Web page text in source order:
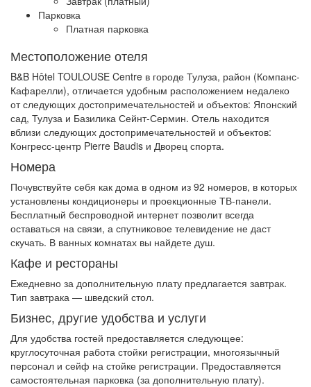
Парковка
Платная парковка
Местоположение отеля
B&B Hôtel TOULOUSE Centre в городе Тулуза, район (Компанс-
Кафарелли), отличается удобным расположением недалеко
от следующих достопримечательностей и объектов: Японский
сад, Тулуза и Базилика Сейнт-Сермин. Отель находится
вблизи следующих достопримечательностей и объектов:
Конгресс-центр Pierre Baudis и Дворец спорта.
Номера
Почувствуйте себя как дома в одном из 92 номеров, в которых
установлены кондиционеры и проекционные ТВ-панели.
Бесплатный беспроводной интернет позволит всегда
оставаться на связи, а спутниковое телевидение не даст
скучать. В ванных комнатах вы найдете душ.
Кафе и рестораны
Ежедневно за дополнительную плату предлагается завтрак.
Тип завтрака — шведский стол.
Бизнес, другие удобства и услуги
Для удобства гостей предоставляется следующее:
круглосуточная работа стойки регистрации, многоязычный
персонал и сейф на стойке регистрации. Предоставляется
самостоятельная парковка (за дополнительную плату).